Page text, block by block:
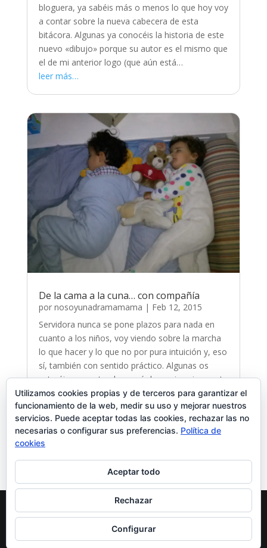
bloguera, ya sabéis más o menos lo que hoy voy
a contar sobre la nueva cabecera de esta
bitácora. Algunas ya conocéis la historia de este
nuevo «dibujo» porque su autor es el mismo que
el de mi anterior logo (que aún está…
leer más…
De la cama a la cuna… con compañía
por nosoyunadramamama | Feb 12, 2015
Servidora nunca se pone plazos para nada en
cuanto a los niños, voy viendo sobre la marcha
lo que hacer y lo que no por pura intuición y, eso
sí, también con sentido práctico. Algunas os
estaréis preguntando a qué demonios viene esto
ahora. Hoy os voy a contar nuestra…
leer más…
« Entradas Anteriores
Elegant Themes
WordPress
Utilizamos cookies propias y de terceros para garantizar el
funcionamiento de la web, medir su uso y mejorar nuestros
servicios. Puede aceptar todas las cookies, rechazar las no
necesarias o configurar sus preferencias. Política de
cookies
Aceptar todo
Rechazar
Configurar